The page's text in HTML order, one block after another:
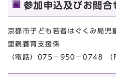
参加申込及びお問合
京都市子ども若者はぐくみ局児
里親養育支援係
（電話）075－950－0748